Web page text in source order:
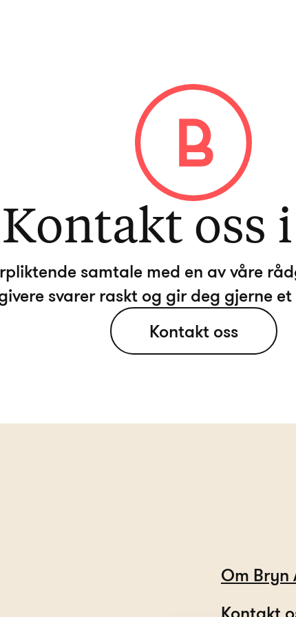
Kontakt oss
samtale med en av våre
Kontakt oss
Om Bryn
Kontakt